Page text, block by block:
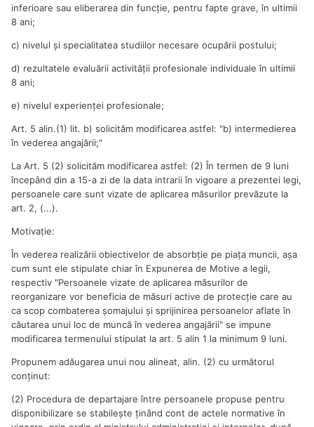
inferioare sau eliberarea din funcţie, pentru fapte grave, în ultimii
8 ani;
c) nivelul şi specialitatea studiilor necesare ocupării postului;
d) rezultatele evaluării activităţii profesionale individuale în ultimii
8 ani;
e) nivelul experienţei profesionale;
Art. 5 alin.(1) lit. b) solicităm modificarea astfel: "b) intermedierea
în vederea angajării;"
La Art. 5 (2) solicităm modificarea astfel: (2) În termen de 9 luni
începând din a 15-a zi de la data intrarii în vigoare a prezentei legi,
persoanele care sunt vizate de aplicarea măsurilor prevăzute la
art. 2, (...).
Motivaţie:
În vederea realizării obiectivelor de absorbţie pe piaţa muncii, aşa
cum sunt ele stipulate chiar în Expunerea de Motive a legii,
respectiv "Persoanele vizate de aplicarea măsurilor de
reorganizare vor beneficia de măsuri active de protecţie care au
ca scop combaterea şomajului şi sprijinirea persoanelor aflate în
căutarea unui loc de muncă în vederea angajării" se impune
modificarea termenului stipulat la art. 5 alin 1 la minimum 9 luni.
Propunem adăugarea unui nou alineat, alin. (2) cu următorul
conţinut:
(2) Procedura de departajare între persoanele propuse pentru
disponibilizare se stabileşte ţinând cont de actele normative în